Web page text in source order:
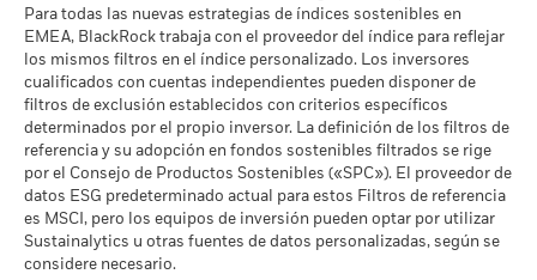
Puntuación de Calidad ESG
de MSCI - Percentil entre
Empresas Similares
a 17 jul 2026
Fondos en Grupo de
Características Similares
a 17 jul 2026
5.521
Porcentaje de Cobertura de la
Media Ponderada de
Intensidad de Carbono de
MSCI
97,33
a 30 jun 2026
Porcentaje del Fondo no
cubierto
a 30 jun 2026
0,29%
Las exposiciones a Implicación Empresarial de BlackRock
indicadas anteriormente para Carbón Térmico y Arenas
Bituminosas se calculan y notifican para aquellas empresas
en las que más de un 5 % de sus ingresos proceden de la
explotación de carbón térmico o arenas bituminosas de
acuerdo con lo definido por MSCI ESG Research. Para la
Para todas las nuevas estrategias de índices sostenibles en
EMEA, BlackRock trabaja con el proveedor del índice para reflejar
los mismos filtros en el índice personalizado. Los inversores
cualificados con cuentas independientes pueden disponer de
filtros de exclusión establecidos con criterios específicos
determinados por el propio inversor. La definición de los filtros de
referencia y su adopción en fondos sostenibles filtrados se rige
por el Consejo de Productos Sostenibles («SPC»). El proveedor de
datos ESG predeterminado actual para estos Filtros de referencia
es MSCI, pero los equipos de inversión pueden optar por utilizar
Sustainalytics u otras fuentes de datos personalizadas, según se
considere necesario.